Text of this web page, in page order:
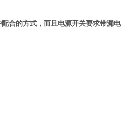
配合的方式，而且电源开关要求带漏电